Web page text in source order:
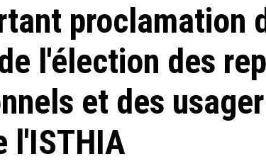
proclamation
l'élection des
et des
l'ISTHIA